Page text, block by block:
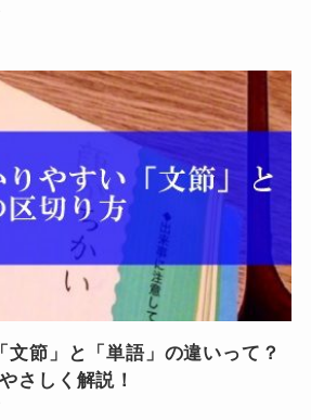
文節」と「単語」の違いって？
さしく解説！